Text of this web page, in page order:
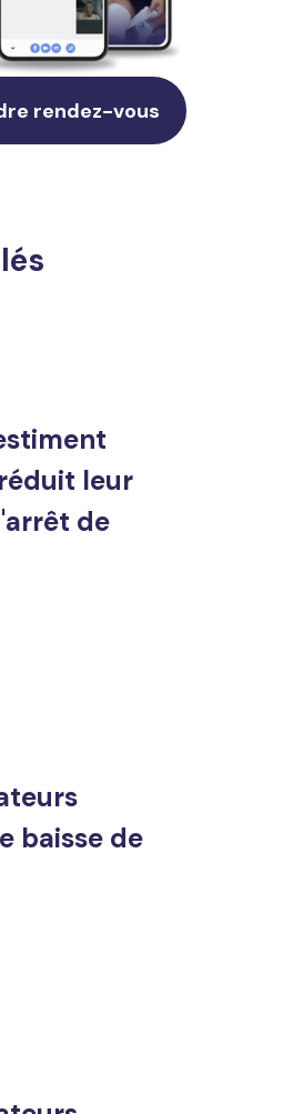
rendez-vous
leur
de
baisse de